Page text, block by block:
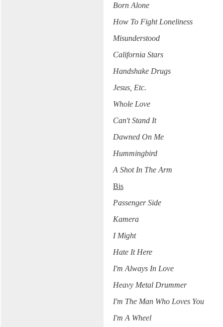
Born Alone
How To Fight Loneliness
Misunderstood
California Stars
Handshake Drugs
Jesus, Etc.
Whole Love
Can't Stand It
Dawned On Me
Hummingbird
A Shot In The Arm
Bis
Passenger Side
Kamera
I Might
Hate It Here
I'm Always In Love
Heavy Metal Drummer
I'm The Man Who Loves You
I'm A Wheel